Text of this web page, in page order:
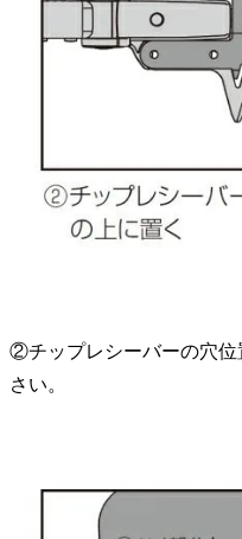
②チップレシーバーの穴
さい。